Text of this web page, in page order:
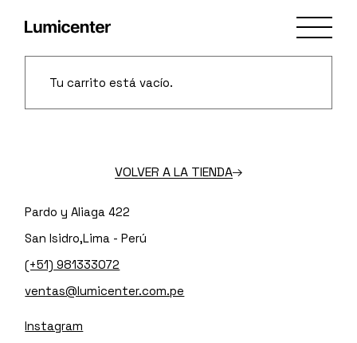
Tu carrito está vacío.
VOLVER A LA TIENDA
Pardo y Aliaga 422
San Isidro,Lima - Perú
(+51) 981333072
ventas@lumicenter.com.pe
Instagram